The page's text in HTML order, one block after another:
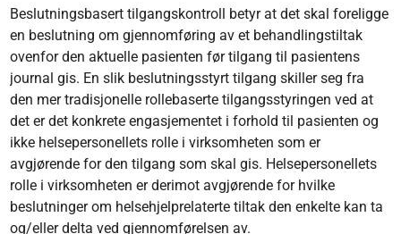
Beslutningsbasert tilgangskontroll betyr at det skal foreligge
en beslutning om gjennomføring av et behandlingstiltak
ovenfor den aktuelle pasienten før tilgang til pasientens
journal gis. En slik beslutningsstyrt tilgang skiller seg fra
den mer tradisjonelle rollebaserte tilgangsstyringen ved at
det er det konkrete engasjementet i forhold til pasienten og
ikke helsepersonellets rolle i virksomheten som er
avgjørende for den tilgang som skal gis. Helsepersonellets
rolle i virksomheten er derimot avgjørende for hvilke
beslutninger om helsehjelprelaterte tiltak den enkelte kan ta
og/eller delta ved gjennomførelsen av.